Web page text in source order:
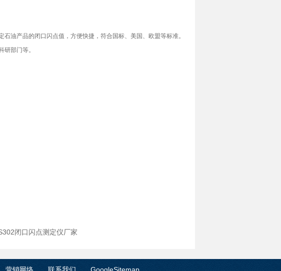
油产品的闭口闪点值，方便快捷，符合国标、美国、欧盟等标准。
部门等。
闭口闪点测定仪厂家